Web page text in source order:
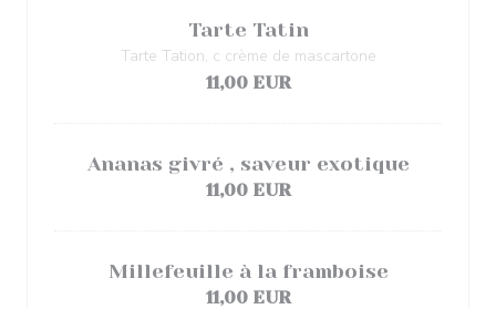
Tarte Tatin
Tarte Tation, c crème de mascartone
11,00 EUR
Ananas givré , saveur exotique
11,00 EUR
Millefeuille à la framboise
11,00 EUR